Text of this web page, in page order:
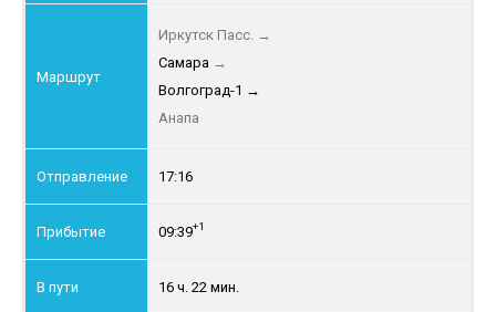
Иркутск Пасс. →
Самара →
Волгоград-1 →
Анапа
17:16
09:39+1
16 ч. 22 мин.